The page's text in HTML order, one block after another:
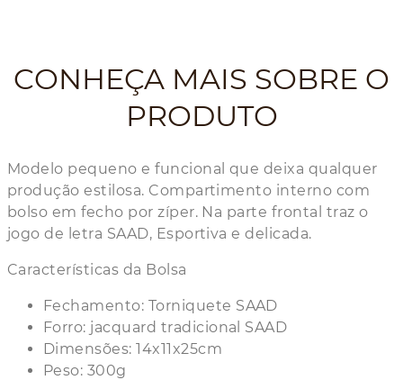
CONHEÇA MAIS SOBRE O
PRODUTO
Modelo pequeno e funcional que deixa qualquer
produção estilosa. Compartimento interno com
bolso em fecho por zíper. Na parte frontal traz o
jogo de letra SAAD, Esportiva e delicada.
Características da Bolsa
Fechamento: Torniquete SAAD
Forro: jacquard tradicional SAAD
Dimensões: 14x11x25cm
Peso: 300g